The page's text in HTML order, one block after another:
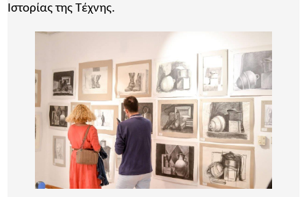
Ιστορίας της Τέχνης.